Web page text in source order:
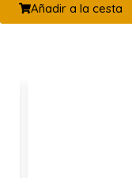
Añadir a la cesta